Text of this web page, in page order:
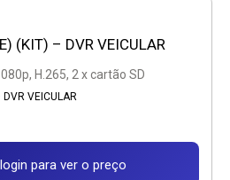
(KIT) – DVR VEICULAR
H.265, 2 x cartão SD
DVR VEICULAR
para ver o preço